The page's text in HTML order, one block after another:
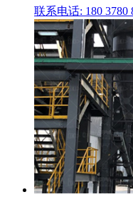
联系电话: 180 3780